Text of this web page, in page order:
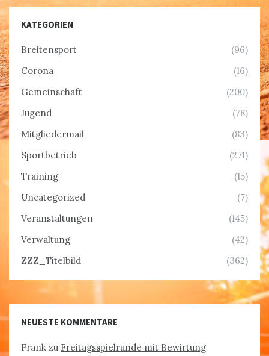
KATEGORIEN
Breitensport
(96)
Corona
(16)
Gemeinschaft
(200)
Jugend
(78)
Mitgliedermail
(83)
Sportbetrieb
(271)
Training
(15)
Uncategorized
(7)
Veranstaltungen
(145)
Verwaltung
(42)
ZZZ_Titelbild
(362)
NEUESTE KOMMENTARE
Frank zu Freitagsspielrunde mit Bewirtung